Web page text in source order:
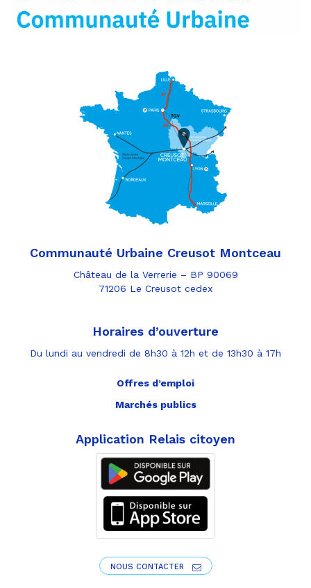
mail
Communauté Urbaine Creusot Montceau
Château de la Verrerie – BP 90069
71206 Le Creusot cedex
Horaires d’ouverture
Du lundi au vendredi de 8h30 à 12h et de 13h30 à 17h
Offres d’emploi
Marchés publics
Application Relais citoyen
NOUS CONTACTER